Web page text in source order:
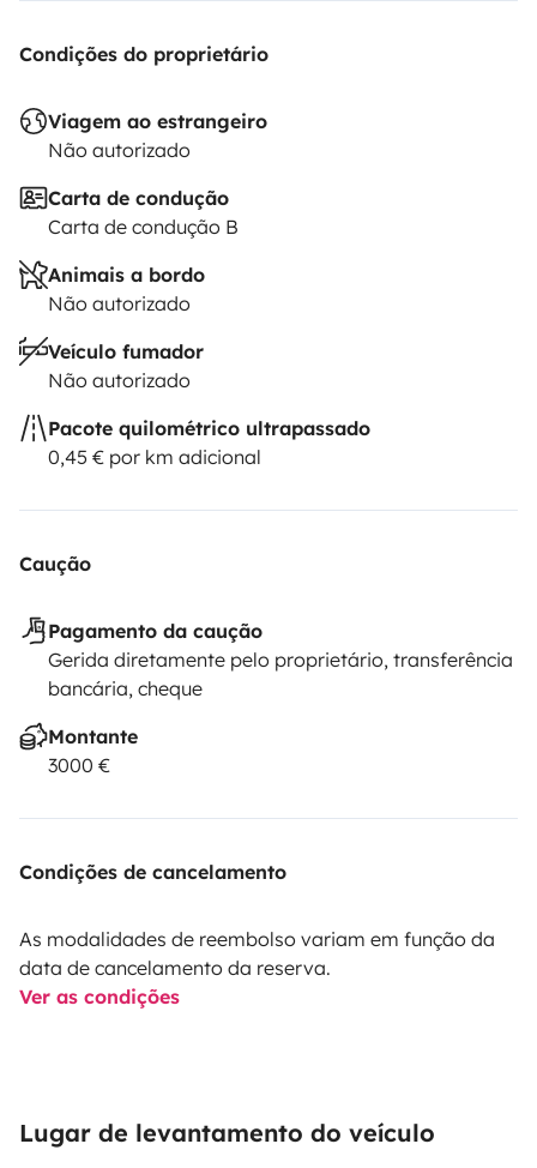
Condições do proprietário
Viagem ao estrangeiro
Não autorizado
Carta de condução
Carta de condução B
Animais a bordo
Não autorizado
Veículo fumador
Não autorizado
Pacote quilométrico ultrapassado
0,45 € por km adicional
Caução
Pagamento da caução
Gerida diretamente pelo proprietário, transferência
bancária, cheque
Montante
3000 €
Condições de cancelamento
As modalidades de reembolso variam em função da
data de cancelamento da reserva.
Ver as condições
Lugar de levantamento do veículo